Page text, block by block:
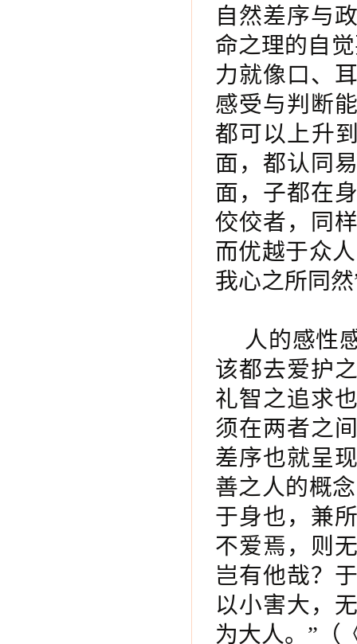
自然差序与
命之理的自
力就像口、
感受与判断
都可以上升
面，都认同
面，子都在
佼佼者，同
而优越于众
我心之所同
人的感性
该都去爱护
礼智之追求
须在两者之
差序也就呈
善之人的概
于身也，兼
不爱焉，则
岂有他哉？
以小害大，
为大人。”（